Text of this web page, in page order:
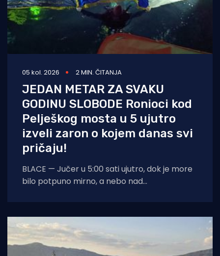
05 kol. 2026 2 MIN. ČITANJA
JEDAN METAR ZA SVAKU
GODINU SLOBODE Ronioci kod
Pelješkog mosta u 5 ujutro
izveli zaron o kojem danas svi
pričaju!
BLACE — Jučer u 5:00 sati ujutro, dok je more
bilo potpuno mirno, a nebo nad